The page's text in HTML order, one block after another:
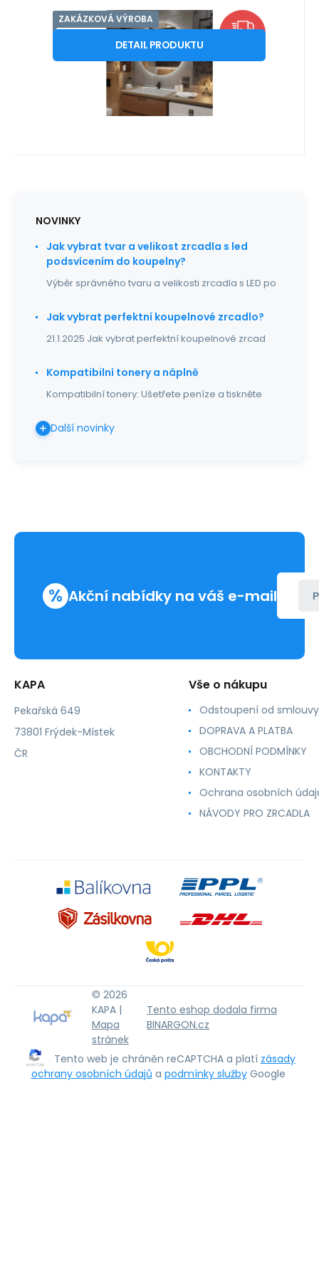
ZAKÁZKOVÁ VÝROBA
Distribuce EU
Koupelnové zrcadlo kulaté Ø 65
cm BALI s LED podsvícením
Kód:LEDALABAL65
Záruka2roky
5 690Kč
10-14 PRACOVNÍCH DNŮ
DETAIL PRODUKTU
Oblíbený
Porovnat
Nakonfigurujte si perfektní zrcadlo na míru
s LED osvětlením a dopravou zdarma!
Proměňte svou každo
NOVINKY
Jak vybrat tvar a velikost zrcadla s led
podsvícením do koupelny?
Výběr správného tvaru a velikosti zrcadla s LED po
Jak vybrat perfektní koupelnové zrcadlo?
21.1.2025 Jak vybrat perfektní koupelnové zrcad
Kompatibilní tonery a náplně
Kompatibilní tonery: Ušetřete peníze a tiskněte
Další novinky
% Akční nabídky na váš e-mail
KAPA
Pekařská 649
73801 Frýdek-Místek
ČR
Vše o nákupu
Odstoupení od smlouvy
DOPRAVA A PLATBA
OBCHODNÍ PODMÍNKY
KONTAKTY
Ochrana osobních
NÁVODY PRO ZRCADLA
© 2026
KAPA |
Mapa
stránek
Tento eshop dodala firma
BINARGON.cz
Tento web je chráněn reCAPTCHA a platí zásady
ochrany osobních údajů a podmínky služby Google